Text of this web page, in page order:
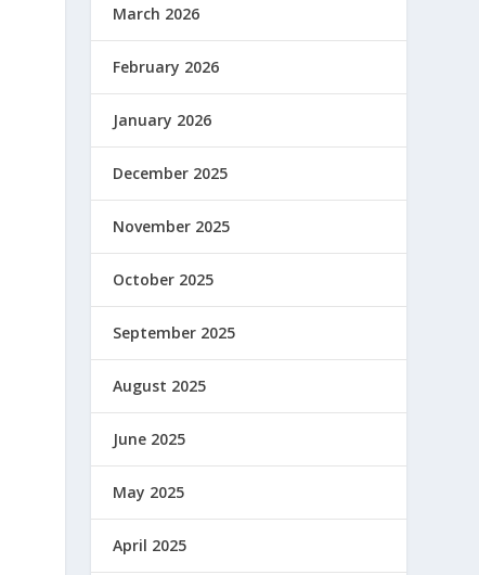
March 2026
February 2026
January 2026
December 2025
November 2025
October 2025
September 2025
August 2025
June 2025
May 2025
April 2025